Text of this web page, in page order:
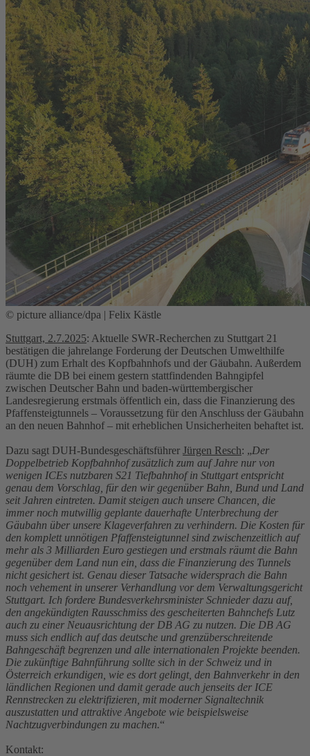
© picture alliance/dpa | Felix Kästle
Stuttgart, 2.7.2025: Aktuelle SWR-Recherchen zu Stuttgart 21
bestätigen die jahrelange Forderung der Deutschen Umwelthilfe
(DUH) zum Erhalt des Kopfbahnhofs und der Gäubahn. Außerdem
räumte die DB bei einem gestern stattfindenden Bahngipfel
zwischen Deutscher Bahn und baden-württembergischer
Landesregierung erstmals öffentlich ein, dass die Finanzierung des
Pfaffensteigtunnels – Voraussetzung für den Anschluss der Gäubahn
an den neuen Bahnhof – mit erheblichen Unsicherheiten behaftet ist.
Dazu sagt DUH-Bundesgeschäftsführer Jürgen Resch: „Der
Doppelbetrieb Kopfbahnhof zusätzlich zum auf Jahre nur von
wenigen ICEs nutzbaren S21 Tiefbahnhof in Stuttgart entspricht
genau dem Vorschlag, für den wir gegenüber Bahn, Bund und Land
seit Jahren eintreten. Damit steigen auch unsere Chancen, die
immer noch mutwillig geplante dauerhafte Unterbrechung der
Gäubahn über unsere Klageverfahren zu verhindern. Die Kosten für
den komplett unnötigen Pfaffensteigtunnel sind zwischenzeitlich auf
mehr als 3 Milliarden Euro gestiegen und erstmals räumt die Bahn
gegenüber dem Land nun ein, dass die Finanzierung des Tunnels
nicht gesichert ist. Genau dieser Tatsache widersprach die Bahn
noch vehement in unserer Verhandlung vor dem Verwaltungsgericht
Stuttgart. Ich fordere Bundesverkehrsminister Schnieder dazu auf,
den angekündigten Rausschmiss des gescheiterten Bahnchefs Lutz
auch zu einer Neuausrichtung der DB AG zu nutzen. Die DB AG
muss sich endlich auf das deutsche und grenzüberschreitende
Bahngeschäft begrenzen und alle internationalen Projekte beenden.
Die zukünftige Bahnführung sollte sich in der Schweiz und in
Österreich erkundigen, wie es dort gelingt, den Bahnverkehr in den
ländlichen Regionen und damit gerade auch jenseits der ICE
Rennstrecken zu elektrifizieren, mit moderner Signaltechnik
auszustatten und attraktive Angebote wie beispielsweise
Nachtzugverbindungen zu machen.“
Kontakt: